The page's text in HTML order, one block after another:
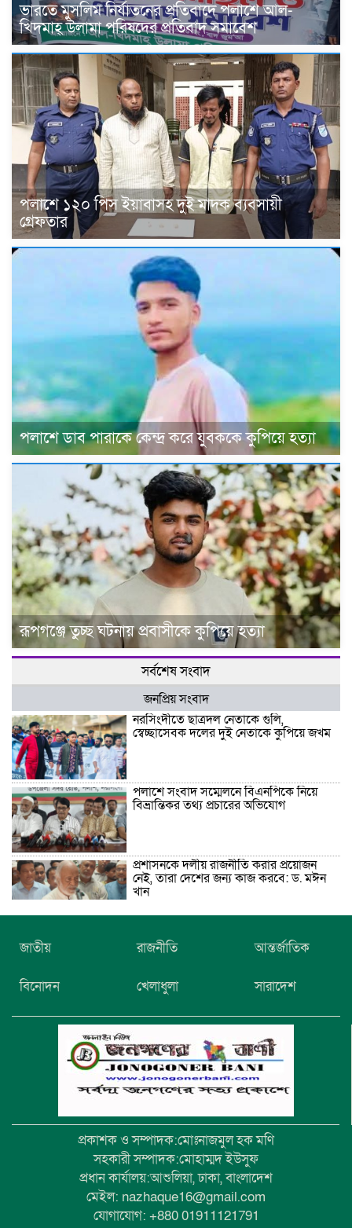
ভারতে মুসলিম নির্যাতনের প্রতিবাদে পলাশে আল-
খিদমাহ্ উলামা পরিষদের প্রতিবাদ সমাবেশ
পলাশে ১২০ পিস ইয়াবাসহ দুই মাদক ব্যবসায়ী
গ্রেফতার
পলাশে ডাব পারাকে কেন্দ্র করে যুবককে কুপিয়ে হত্যা
রূপগঞ্জে তুচ্ছ ঘটনায় প্রবাসীকে কুপিয়ে হত্যা
সর্বশেষ সংবাদ
জনপ্রিয় সংবাদ
নরসিংদীতে ছাত্রদল নেতাকে গুলি,
স্বেচ্ছাসেবক দলের দুই নেতাকে কুপিয়ে জখম
পলাশে সংবাদ সম্মেলনে বিএনপিকে নিয়ে
বিভ্রান্তিকর তথ্য প্রচারের অভিযোগ
প্রশাসনকে দলীয় রাজনীতি করার প্রয়োজন
নেই, তারা দেশের জন্য কাজ করবে: ড. মঈন
খান
নিখোঁজের তিনদিন পর মাইক্রোবাস চালকের
মরদেহ উদ্ধার
উচ্চ বিদ্যালয়ের ৮১তম বার্ষিক ক্রীড়া
জাতীয় রাজনীতি আন্তর্জাতিক
বিনোদন খেলাধুলা সারাদেশ
প্রকাশক ও সম্পাদক:মোঃনাজমুল হক মণি
সহকারী সম্পাদক:মোহাম্মদ ইউসুফ
প্রধান কার্যালয়:আশুলিয়া, ঢাকা, বাংলাদেশ
মেইল: nazhaque16@gmail.com
যোগাযোগ: +880 01911121791